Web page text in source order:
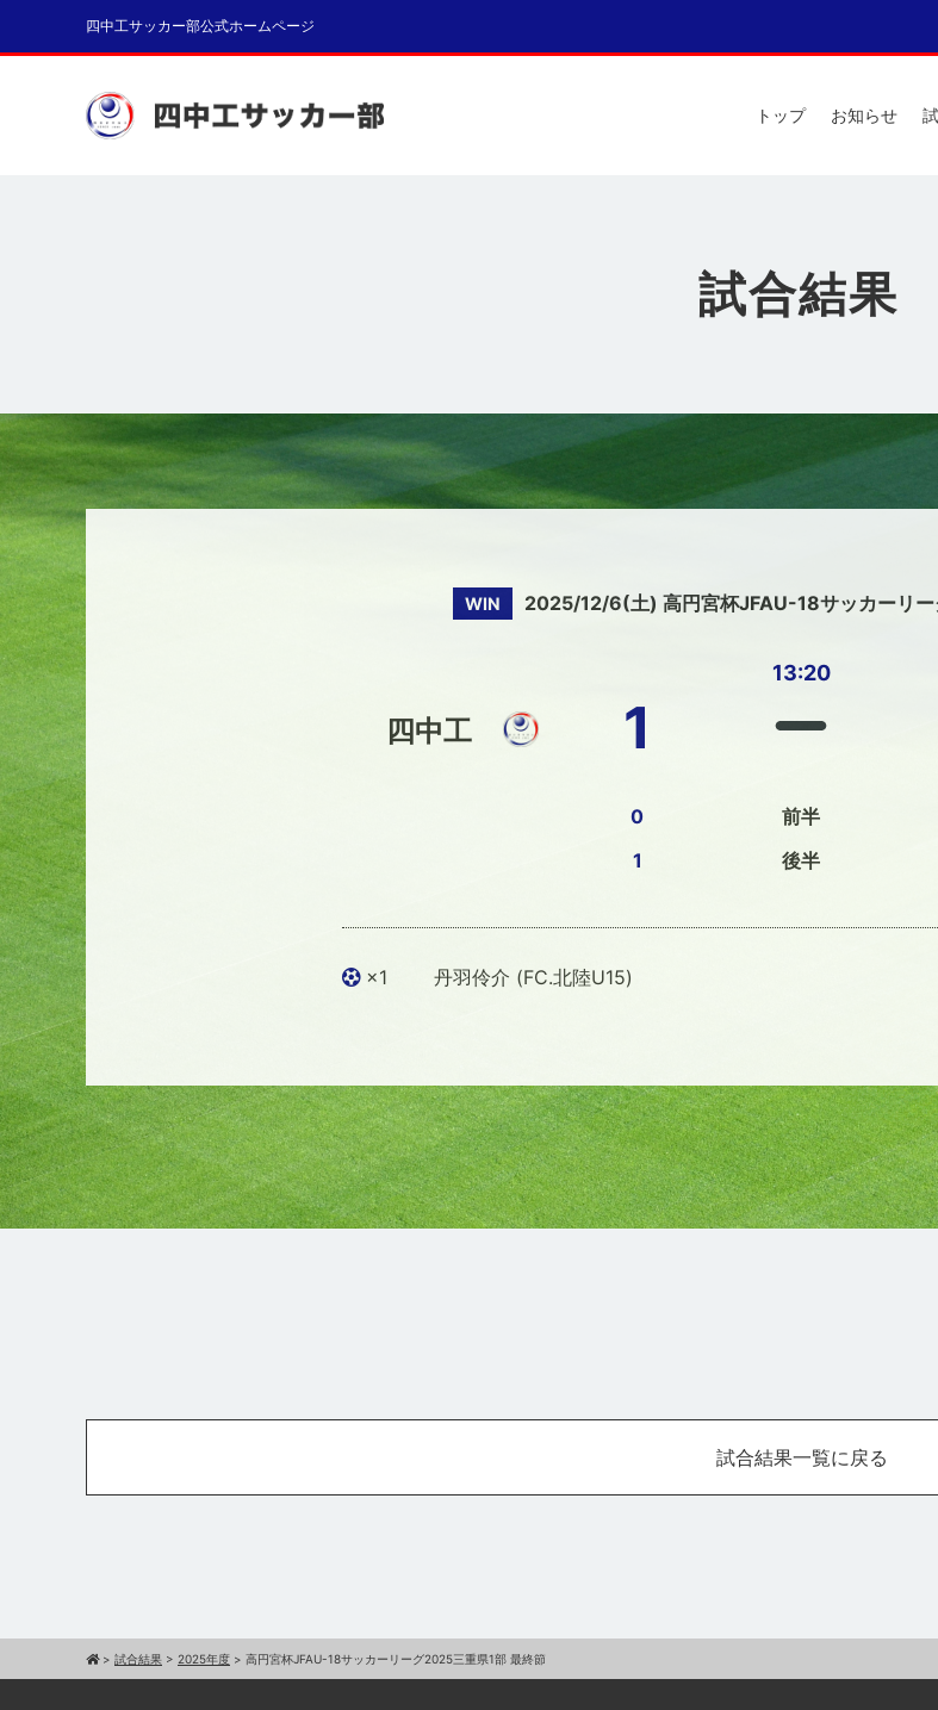
四中工サッカー部公式ホームページ
トップ お知らせ
試合結果
WIN 2025/12/6(土) 高円宮杯JFAU-18サッカーリ
13:20
四中工 1
0
1
前半
後半
丹羽伶介 (FC.北陸U15)
×1
試合結果一覧に戻る
> 試合結果 > 2025年度 > 高円宮杯JFAU-18サッカーリーグ2025三重県1部 最終節